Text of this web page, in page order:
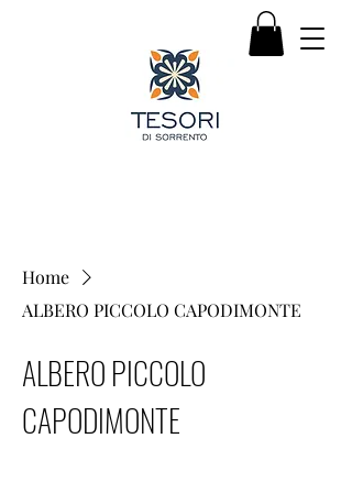
Home
ALBERO PICCOLO CAPODIMONTE
ALBERO PICCOLO
CAPODIMONTE